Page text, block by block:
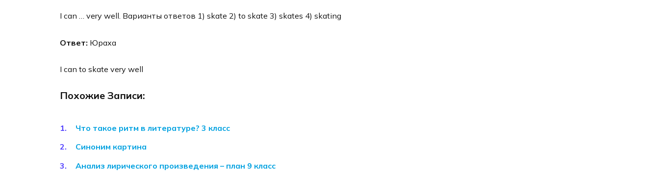
I can … very well. Варианты ответов 1) skate 2) to skate 3) skates 4) skating
Ответ: Юраха
I can to skate very well
Похожие Записи:
Что такое ритм в литературе? 3 класс
Синоним картина
Анализ лирического произведения – план 9 класс